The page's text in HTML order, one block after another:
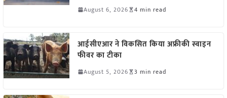
August 6, 2026 4 min read
आईसीएआर ने विकसित किया अफ्रीकी स्वाइन
फीवर का टीका
August 5, 2026 3 min read